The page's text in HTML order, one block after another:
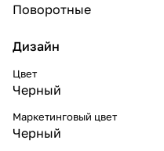
Поворотные
Дизайн
Цвет
Черный
Маркетинговый цвет
Черный